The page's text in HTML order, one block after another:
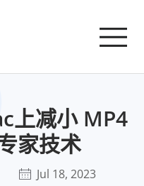
上减小 MP4
家技术
Jul 18, 2023